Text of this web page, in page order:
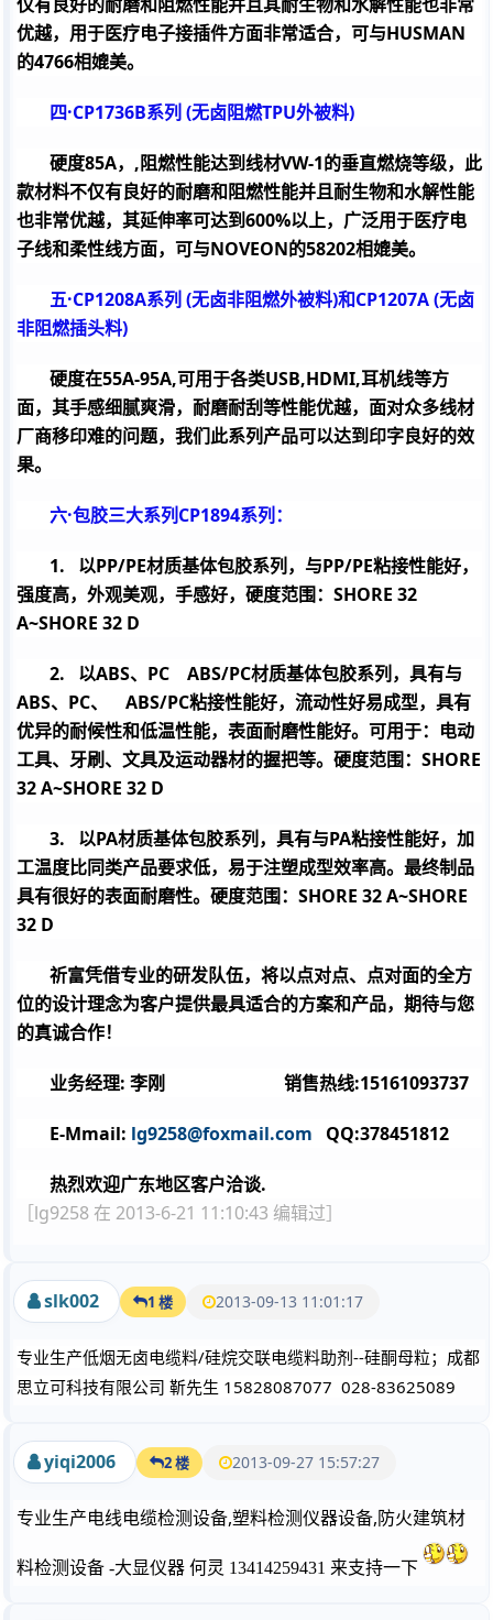
优越，用于医疗电子接插件方面非常适合，可与HUSMAN
的4766相媲美。
四·CP1736B系列 (无卤阻燃TPU外被料)
硬度85A， ,阻燃性能达到线材VW-1的垂直燃烧等级，此
款材料不仅有良好的耐磨和阻燃性能并且耐生物和水解性能
也非常优越，其延伸率可达到600%以上，广泛用于医疗电
子线和柔性线方面，可与NOVEON的58202相媲美。
五·CP1208A系列 (无卤非阻燃外被料)和CP1207A (无卤
非阻燃插头料)
硬度在55A-95A,可用于各类USB,HDMI,耳机线等方
面，其手感细腻爽滑，耐磨耐刮等性能优越，面对众多线材
厂商移印难的问题，我们此系列产品可以达到印字良好的效
果。
六·包胶三大系列CP1894系列：
1. 以PP/PE材质基体包胶系列，与PP/PE粘接性能好，
强度高，外观美观，手感好，硬度范围： SHORE 32
A~SHORE 32 D
2. 以ABS、 PC ABS/PC材质基体包胶系列，具有与
ABS、 PC、 ABS/PC粘接性能好，流动性好易成型，具有
优异的耐候性和低温性能，表面耐磨性能好。可用于：电动
工具、牙刷、文具及运动器材的握把等。硬度范围： SHORE
32 A~SHORE 32 D
3. 以PA材质基体包胶系列，具有与PA粘接性能好，加
工温度比同类产品要求低，易于注塑成型效率高。最终制品
具有很好的表面耐磨性。硬度范围： SHORE 32 A~SHORE
32 D
祈富凭借专业的研发队伍，将以点对点、点对面的全方
位的设计理念为客户提供最具适合的方案和产品，期待与您
的真诚合作！
业务经理: 李刚 销售热线:15161093737
E-Mmail: lg9258@foxmail.com QQ:378451812
热烈欢迎广东地区客户洽谈.
［lg9258 在 2013-6-21 11:10:43 编辑过］
slk002 1 楼 2013-09-13 11:01:17
专业生产低烟无卤电缆料/硅烷交联电缆料助剂--硅酮母粒；成都
思立可科技有限公司 靳先生 15828087077 028-83625089
yiqi2006 2 楼 2013-09-27 15:57:27
专业生产电线电缆检测设备,塑料检测仪器设备, 防火建筑材
料检测设备 -大显仪器 何灵 13414259431 来支持一下